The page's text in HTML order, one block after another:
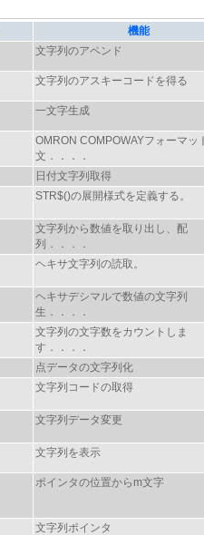
機能
文字列のアペンド
文字列のアスキーコードを得る
一文字生成
OMRON COMPOWAYフォーマッ
文．．．．
日付文字列取得
STR$()の展開様式を定義する。
文字列から数値を取り出し、配
列．．．．
ヘキサ文字列の読取。
ヘキサデシマルで数値の文字列
生．．．．
文字列の文字数をカウントしま
す．．．．
点データの文字列化
文字列コードの取得
文字列データ変更
文字列を表示
ポインタの位置からm文字
文字列ポインタ